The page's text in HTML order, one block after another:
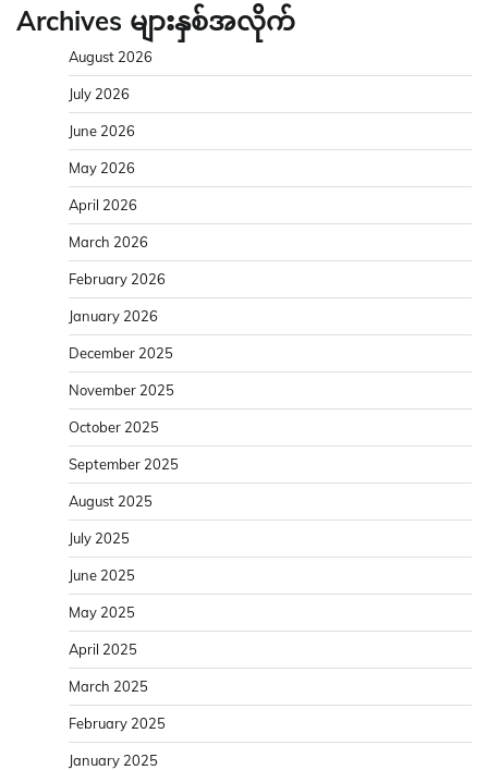
Archives များနှစ်အလိုက်
August 2026
July 2026
June 2026
May 2026
April 2026
March 2026
February 2026
January 2026
December 2025
November 2025
October 2025
September 2025
August 2025
July 2025
June 2025
May 2025
April 2025
March 2025
February 2025
January 2025